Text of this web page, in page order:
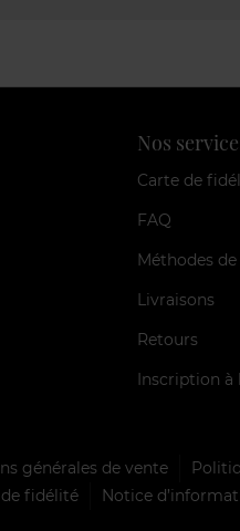
Nos
Carte de
FAQ
Méthodes
Livraisons
Retours
Inscription à
générales de vente
fidélité
Notice